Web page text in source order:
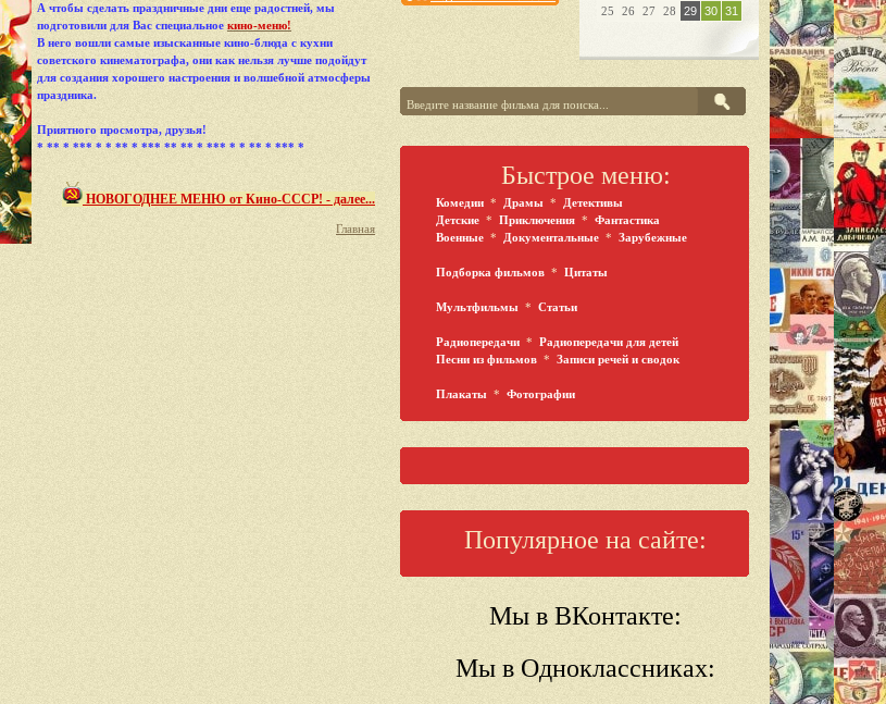
А чтобы сделать праздничные дни еще радостней, мы
подготовили для Вас специальное кино-меню!
В него вошли самые изысканные кино-блюда с кухни
советского кинематографа, они как нельзя лучше подойдут
для создания хорошего настроения и волшебной атмосферы
праздника.
Приятного просмотра, друзья!
* ** * *** * * ** * *** ** ** * *** * * ** * *** *
НОВОГОДНЕЕ МЕНЮ от Кино-СССР! - далее...
Главная
25
26 27 28 29 30 31
Быстрое меню:
Комедии * Драмы *
Детективы
Детские * Приключения * Фантастика
Военные * Документальные * Зарубежные
Подборка фильмов * Цитаты
Мультфильмы * Статьи
Радиопередачи * Радиопередачи для детей
Песни из фильмов * Записи речей и сводок
Плакаты * Фотографии
Популярное на сайте:
Мы в ВКонтакте:
Мы в Одноклассниках: